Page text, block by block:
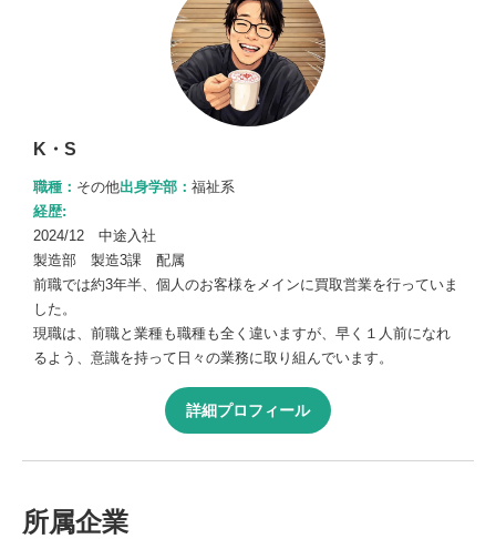
K・S
職種： その他出身学部： 福祉系
経歴:
2024/12 中途入社
製造部 製造3課 配属
前職では約3年半、個人のお客様をメインに買取営業を行っていま
した。
現職は、前職と業種も職種も全く違いますが、早く１人前になれ
るよう、意識を持って日々の業務に取り組んでいます。
詳細プロフィール
所属企業